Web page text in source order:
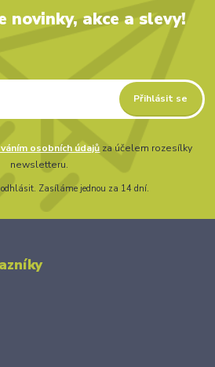
novinky, akce a slevy!
Přihlásit se
osobních údajů za účelem rozesílky
newsletteru.
odhlásit. Zasíláme jednou za 14 dní.